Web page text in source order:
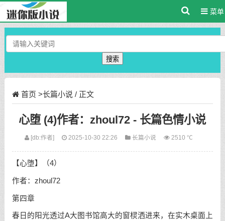
菜单
搜索
首页 >长篇小说 / 正文
心堕 (4)作者：zhoul72 - 长篇色情小说
[db:作者] 2025-10-30 22:26 长篇小说 2510 ℃
【心堕】（4）
作者：zhoul72
第四章
春日的阳光透过A大图书馆高大的窗棂洒进来，在实木桌面上